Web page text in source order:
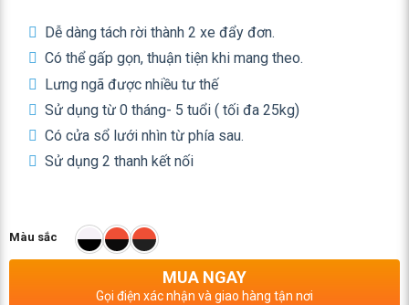
Dễ dàng tách rời thành 2 xe đẩy đơn.
Có thể gấp gọn, thuận tiện khi mang theo.
Lưng ngã được nhiều tư thế
Sử dụng từ 0 tháng- 5 tuổi ( tối đa 25kg)
Có cửa sổ lưới nhìn từ phía sau.
Sử dụng 2 thanh kết nối
Màu sắc
MUA NGAY
Gọi điện xác nhận và giao hàng tận nơi